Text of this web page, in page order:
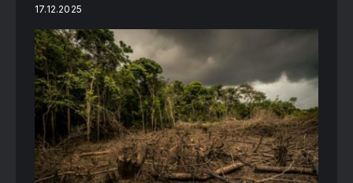
17.12.2025